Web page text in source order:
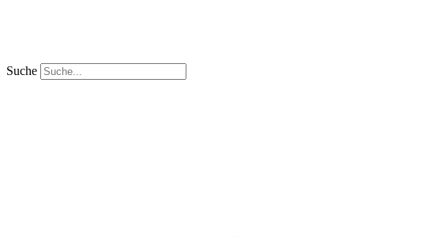
Suche